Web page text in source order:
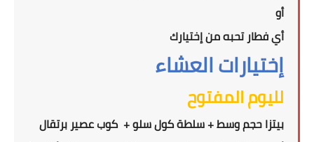
أو
أي فطار تحبه من إختيارك
إختيارات العشاء
لليوم المفتوح
بيتزا حجم وسط + سلطة كول سلو + كوب عصير برتقال